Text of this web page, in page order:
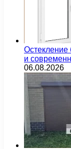
Остекление
и
06.08.2026